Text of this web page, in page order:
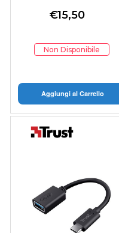
€15,50
Non Disponibile
Aggiungi al Carrello